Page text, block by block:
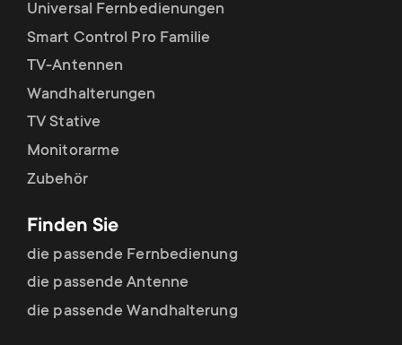
Universal Fernbedienungen
Smart Control Pro Familie
TV-Antennen
Wandhalterungen
TV Stative
Monitorarme
Zubehör
Finden Sie
die passende Fernbedienung
die passende Antenne
die passende Wandhalterung